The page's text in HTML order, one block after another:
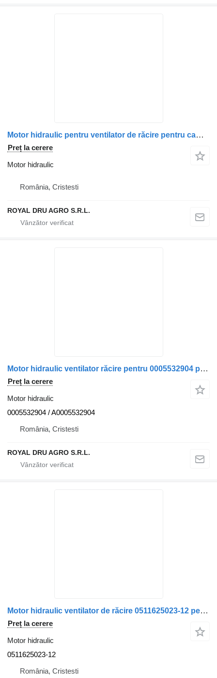
Motor hidraulic pentru ventilator de răcire pentru camion VDL 0517625006 01190950
Preț la cerere
Motor hidraulic
România, Cristesti
ROYAL DRU AGRO S.R.L.
Motor hidraulic ventilator răcire pentru 0005532904 pentru camion
Preț la cerere
Motor hidraulic
0005532904 / A0005532904
România, Cristesti
ROYAL DRU AGRO S.R.L.
Motor hidraulic ventilator de răcire 0511625023-12 pentru camion Solaris AZMF-13-019RCB20PB 0511625023/12
Preț la cerere
Motor hidraulic
0511625023-12
România, Cristesti